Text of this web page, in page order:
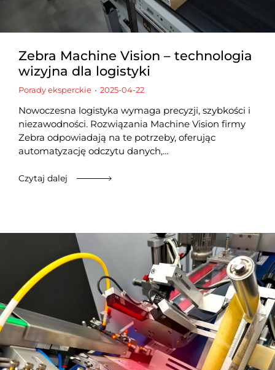
Zebra Machine Vision – technologia
wizyjna dla logistyki
Porady eksperckie 2025-04-22
Nowoczesna logistyka wymaga precyzji, szybkości i
niezawodności. Rozwiązania Machine Vision firmy
Zebra odpowiadają na te potrzeby, oferując
automatyzację odczytu danych,…
Czytaj dalej